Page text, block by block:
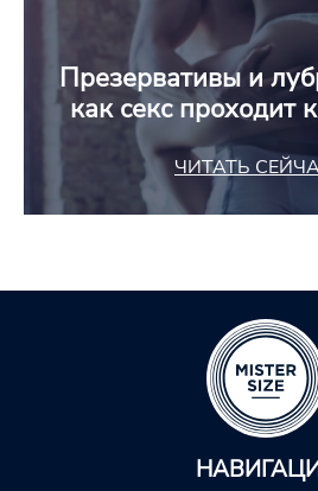
Презервативы и
как секс проходит
ЧИТАТЬ